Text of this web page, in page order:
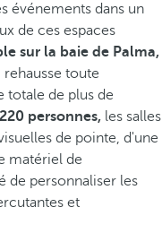
événements dans un
de ces espaces
sur la baie de Palma,
toute
totale de plus de
personnes, les salles
de pointe, d'une
matériel de
de personnaliser les
et